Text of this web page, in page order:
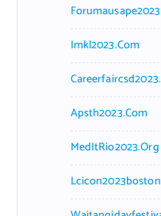
Imkl2023.com
Apsth2023.com
MedItRio2023.org